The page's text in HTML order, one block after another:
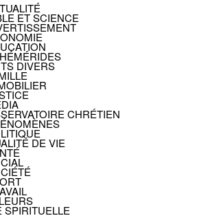
ET SCIENCE
DIVERS
CHRÉTIEN
DE VIE
SPIRITUELLE